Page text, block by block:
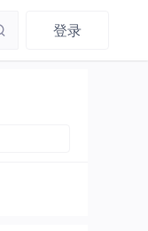
登录